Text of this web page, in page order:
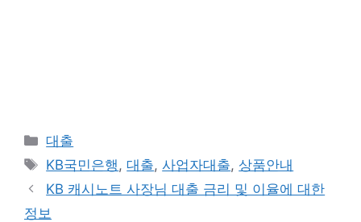
카
테
리
대출
태
그
KB국민은행 ,대출,사업자대출, 상품안내
KB 캐시노트 사장님 대출 금리 및 이율에 대한
정보